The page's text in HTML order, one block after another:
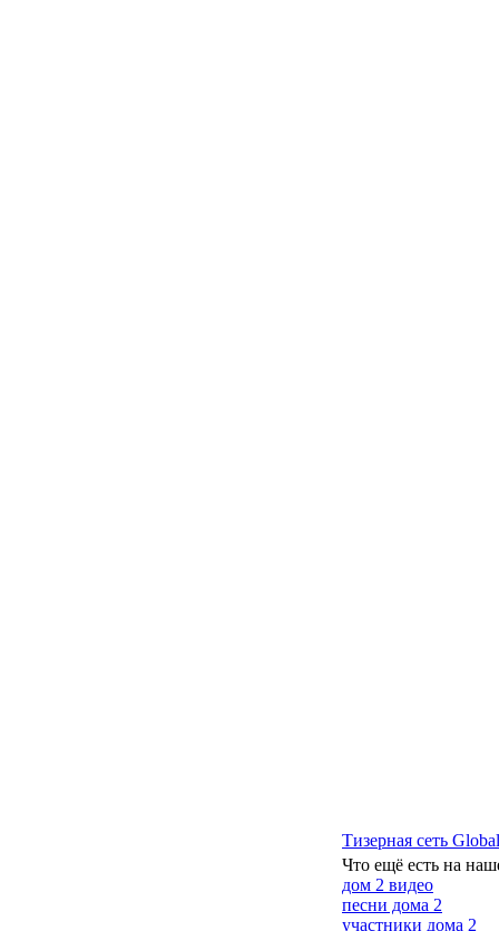
Тизерная сеть
Что ещё есть на
дом 2 видео
песни дома 2
участники дома 2